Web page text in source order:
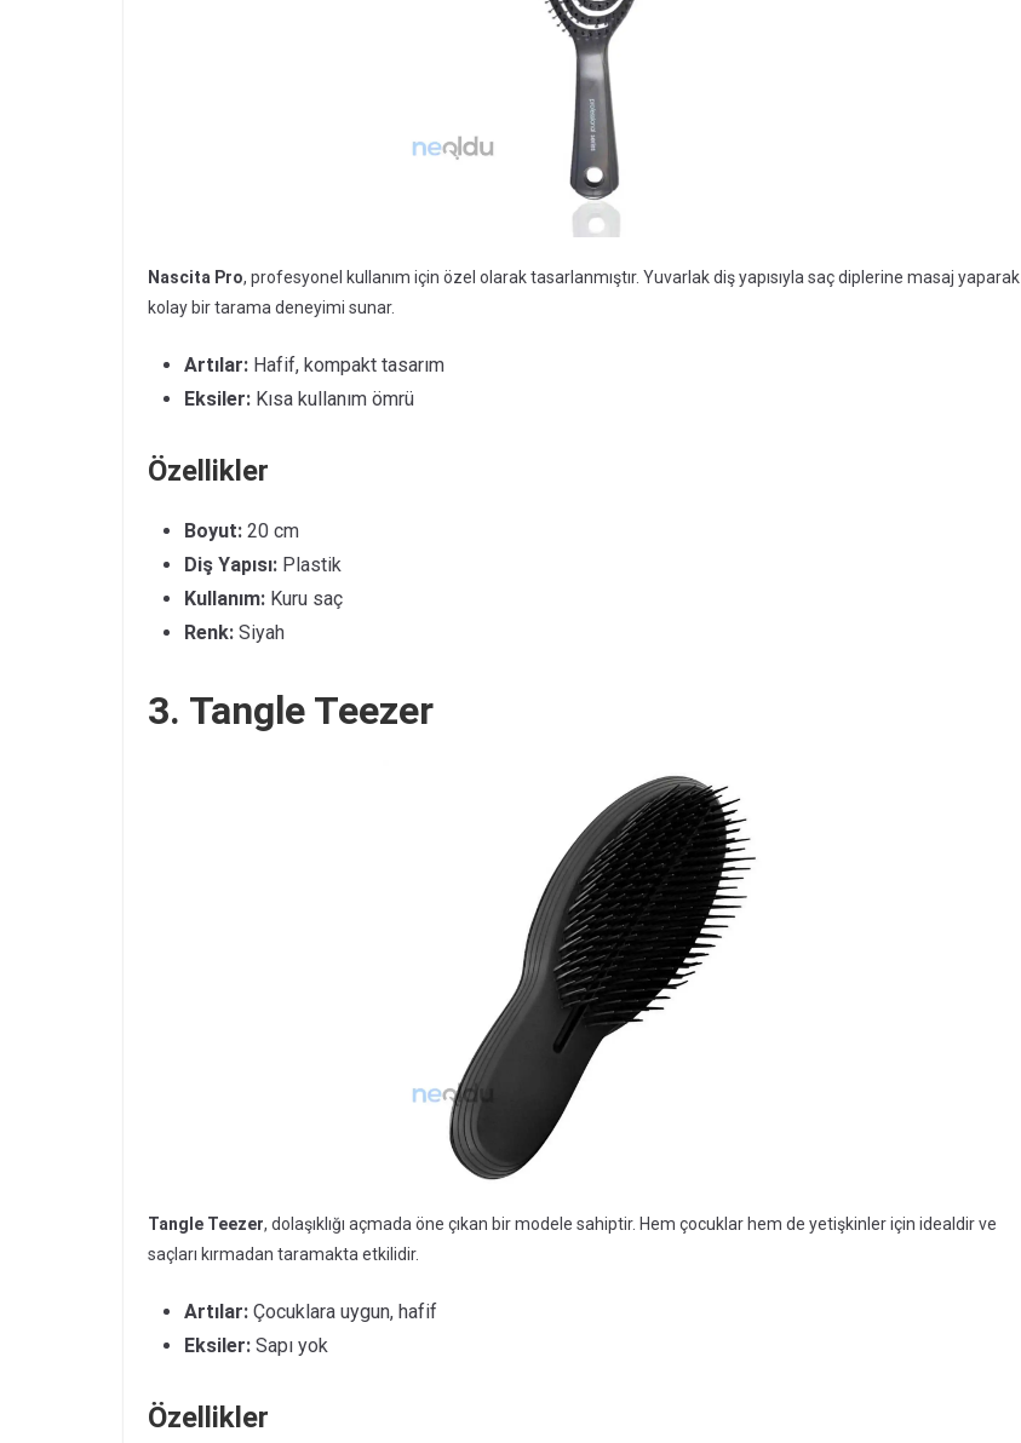
Nascita Pro, profesyonel kullanım için özel olarak tasarlanmıştır. Yuvarlak diş yapısıyla saç diplerine masaj yaparak
kolay bir tarama deneyimi sunar.
Artılar: Hafif, kompakt tasarım
Eksiler: Kısa kullanım ömrü
Özellikler
Boyut: 20 cm
Diş Yapısı: Plastik
Kullanım: Kuru saç
Renk: Siyah
3. Tangle Teezer
Tangle Teezer, dolaşıklığı açmada öne çıkan bir modele sahiptir. Hem çocuklar hem de yetişkinler için idealdir ve
saçları kırmadan taramakta etkilidir.
Artılar: Çocuklara uygun, hafif
Eksiler: Sapı yok
Özellikler